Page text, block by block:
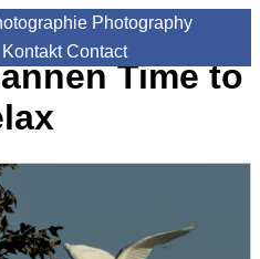
Photography
Kontakt Contact
Time to